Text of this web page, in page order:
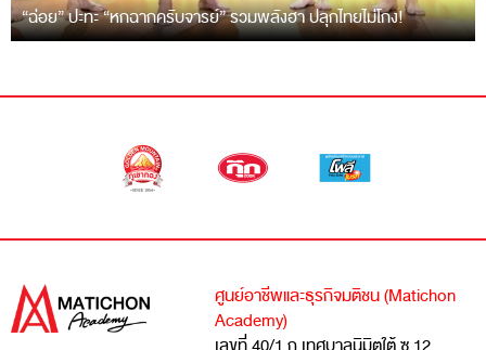
“ฉ่อย” ปะทะ “หกฉากครับจารย์” รวมพลังฮา ปลุกไทยไม่โกง!
ศูนย์อาชีพและธุรกิจมติชน (Matichon
Academy)